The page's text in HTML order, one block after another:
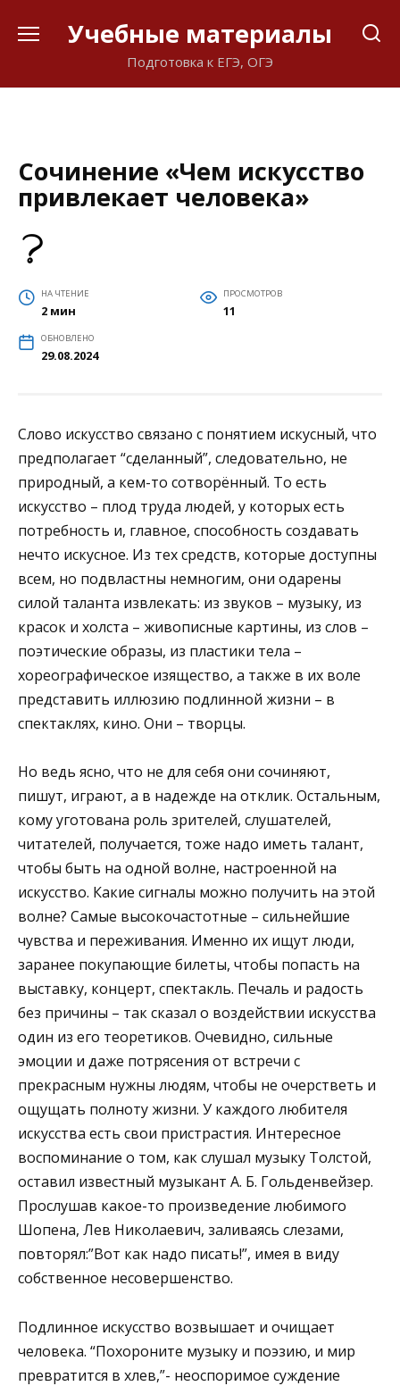
Учебные материалы
Подготовка к ЕГЭ, ОГЭ
Сочинение «Чем искусство
привлекает человека»
НА ЧТЕНИЕ
2 мин
ПРОСМОТРОВ
11
ОБНОВЛЕНО
29.08.2024
Слово искусство связано с понятием искусный, что
предполагает “сделанный”, следовательно, не
природный, а кем-то сотворённый. То есть
искусство – плод труда людей, у которых есть
потребность и, главное, способность создавать
нечто искусное. Из тех средств, которые доступны
всем, но подвластны немногим, они одарены
силой таланта извлекать: из звуков – музыку, из
красок и холста – живописные картины, из слов –
поэтические образы, из пластики тела –
хореографическое изящество, а также в их воле
представить иллюзию подлинной жизни – в
спектаклях, кино. Они – творцы.
Но ведь ясно, что не для себя они сочиняют,
пишут, играют, а в надежде на отклик. Остальным,
кому уготована роль зрителей, слушателей,
читателей, получается, тоже надо иметь талант,
чтобы быть на одной волне, настроенной на
искусство. Какие сигналы можно получить на этой
волне? Самые высокочастотные – сильнейшие
чувства и переживания. Именно их ищут люди,
заранее покупающие билеты, чтобы попасть на
выставку, концерт, спектакль. Печаль и радость
без причины – так сказал о воздействии искусства
один из его теоретиков. Очевидно, сильные
эмоции и даже потрясения от встречи с
прекрасным нужны людям, чтобы не очерстветь и
ощущать полноту жизни. У каждого любителя
искусства есть свои пристрастия. Интересное
воспоминание о том, как слушал музыку Толстой,
оставил известный музыкант А. Б. Гольденвейзер.
Прослушав какое-то произведение любимого
Шопена, Лев Николаевич, заливаясь слезами,
повторял:”Вот как надо писать!”, имея в виду
собственное несовершенство.
Подлинное искусство возвышает и очищает
человека. “Похороните музыку и поэзию, и мир
превратится в хлев,”- неоспоримое суждение